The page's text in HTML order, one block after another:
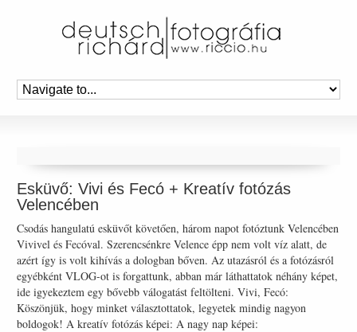
Esküvő: Vivi és Fecó + Kreatív fotózás
Velencében
Csodás hangulatú esküvőt követően, három napot fotóztunk Velencében
Vivivel és Fecóval. Szerencsénkre Velence épp nem volt víz alatt, de
azért így is volt kihívás a dologban bőven. Az utazásról és a fotózásról
egyébként VLOG-ot is forgattunk, abban már láthattatok néhány képet,
ide igyekeztem egy bővebb válogatást feltölteni. Vivi, Fecó:
Köszönjük, hogy minket választottatok, legyetek mindig nagyon
boldogok! A kreatív fotózás képei: A nagy nap képei: